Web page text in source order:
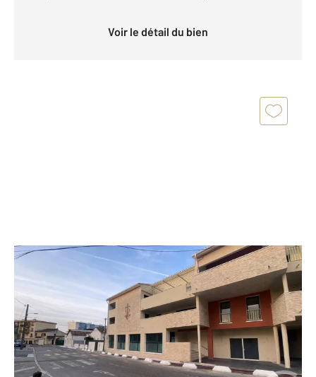
Voir le détail du bien
67,68 m
Appartement F3 à vendre
285 000 €